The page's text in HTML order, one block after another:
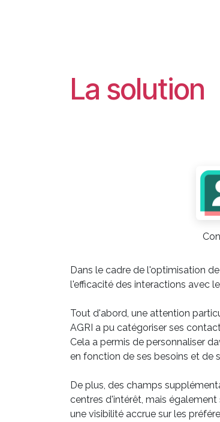
La solution
Dans le cadre de l'optimisation
l'efficacité des interactions avec
Tout d'abord, une attention
AGRI a pu catégoriser ses
Cela a permis de personnaliser
en fonction de ses besoins et de
De plus, des champs
centres d'intérêt, mais
une visibilité accrue sur les